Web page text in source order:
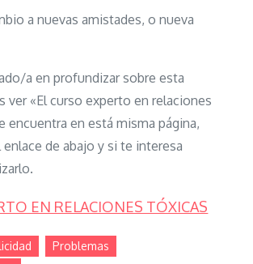
a nuevas amistades, o nueva
a en profundizar sobre esta
ver «El curso experto en relaciones
encuentra en está misma página,
de abajo y si te interesa
EN RELACIONES TÓXICAS
Problemas